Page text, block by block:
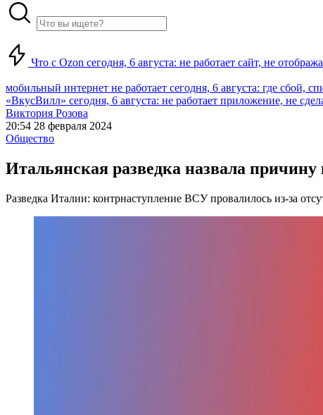
Что с Ozon сегодня, 6 августа: не работает сайт, не
мобильный интернет не работает сегодня, 6 августа: где сбой,
«ВкусВилл» сегодня, 6 августа: не работает приложение, не
Виктория Розова
20:54 28 февраля 2024
Общество
Итальянская разведка назвала
Разведка Италии: контрнаступление ВСУ провалилось из-за